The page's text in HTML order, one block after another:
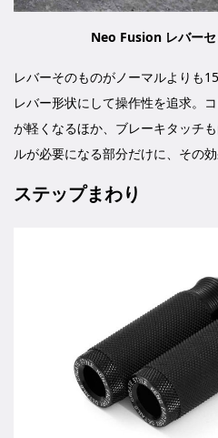
Neo Fusion レバーセ
レバーそのものがノーマルよりも
レバー形状にして操作性を追求。
が軽くなるほか、ブレーキタッチ
ルが必要になる部分だけに、その効
ステップまわり